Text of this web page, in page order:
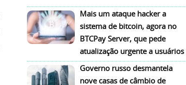
Mais um ataque hacker a
sistema de bitcoin, agora no
BTCPay Server, que pede
atualização urgente a usuários
Governo russo desmantela
nove casas de câmbio de